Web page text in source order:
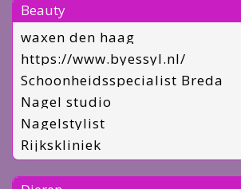
Beauty
waxen den haag
https://www.byessyl.nl/
Schoonheidsspecialist Breda
Nagel studio
Nagelstylist
Rijkskliniek